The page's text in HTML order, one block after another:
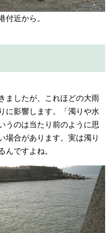
付近から。
ましたが、これほどの大雨
に影響します。「濁りや水
うのは当たり前のように思
場合があります。実は濁り
んですよね。